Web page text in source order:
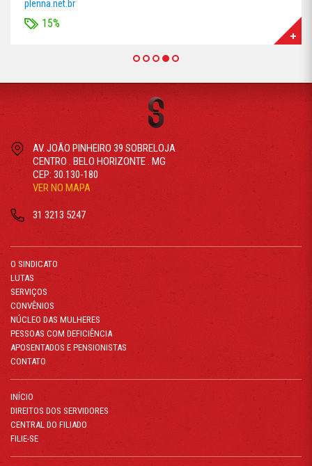
plenna.net.br
15%
AV. JOÃO PINHEIRO 39 SOBRELOJA
CENTRO . BELO HORIZONTE . MG
CEP: 30.130-180
VER NO MAPA
31 3213 5247
O SINDICATO
LUTAS
SERVIÇOS
CONVÊNIOS
NÚCLEO DAS MULHERES
PESSOAS COM DEFICIÊNCIA
APOSENTADOS E PENSIONISTAS
CONTATO
INÍCIO
DIREITOS DOS SERVIDORES
CENTRAL DO FILIADO
FILIE-SE